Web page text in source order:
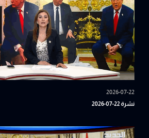
2026-07-22
نشرة 22-07-2026